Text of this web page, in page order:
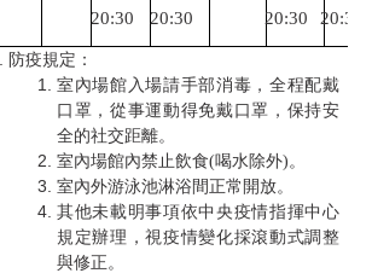
20:30 20:30 20:30 20:30
防疫規定：
室內場館入場請手部消毒，全程配戴
口罩，從事運動得免戴口罩，保持安
全的社交距離。
室內場館內禁止飲食(喝水除外) 。
室內外游泳池淋浴間正常開放。
其他未載明事項依中央疫情指揮中心
規定辦理，視疫情變化採滾動式調整
與修正。